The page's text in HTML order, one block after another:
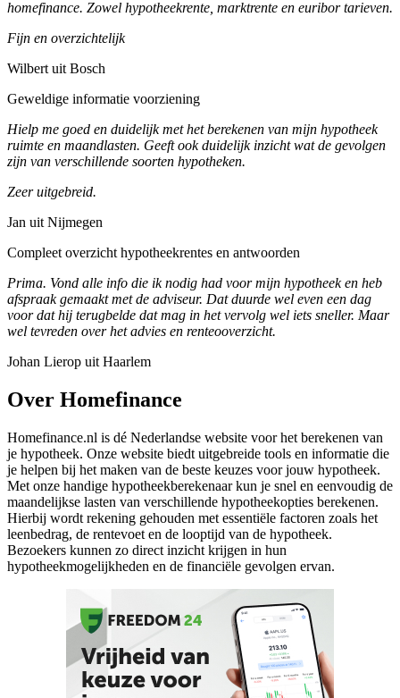
homefinance. Zowel hypotheekrente, marktrente en euribor tarieven.
Fijn en overzichtelijk
Wilbert uit Bosch
Geweldige informatie voorziening
Hielp me goed en duidelijk met het berekenen van mijn hypotheek
ruimte en maandlasten. Geeft ook duidelijk inzicht wat de gevolgen
zijn van verschillende soorten hypotheken.
Zeer uitgebreid.
Jan uit Nijmegen
Compleet overzicht hypotheekrentes en antwoorden
Prima. Vond alle info die ik nodig had voor mijn hypotheek en heb
afspraak gemaakt met de adviseur. Dat duurde wel even een dag
voor dat hij terugbelde dat mag in het vervolg wel iets sneller. Maar
wel tevreden over het advies en renteooverzicht.
Johan Lierop uit Haarlem
Over Homefinance
Homefinance.nl is dé Nederlandse website voor het berekenen van
je hypotheek. Onze website biedt uitgebreide tools en informatie die
je helpen bij het maken van de beste keuzes voor jouw hypotheek.
Met onze handige hypotheekberekenaar kun je snel en eenvoudig de
maandelijkse lasten van verschillende hypotheekopties berekenen.
Hierbij wordt rekening gehouden met essentiële factoren zoals het
leenbedrag, de rentevoet en de looptijd van de hypotheek.
Bezoekers kunnen zo direct inzicht krijgen in hun
hypotheekmogelijkheden en de financiële gevolgen ervan.